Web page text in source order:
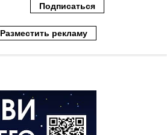
Подписаться
Разместить рекламу